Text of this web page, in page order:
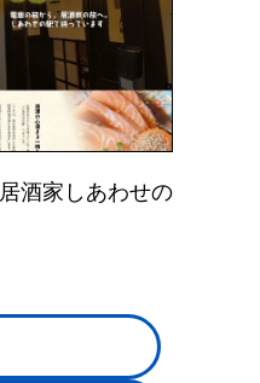
酒家しあわせの